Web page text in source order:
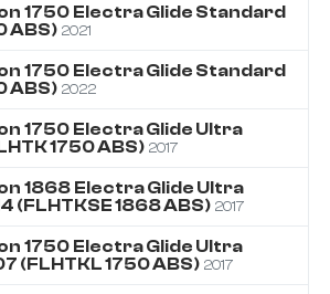
1750 Electra Glide Standard
ABS) 2021
1750 Electra Glide Standard
ABS) 2022
1750 Electra Glide Ultra
1750 ABS) 2017
1868 Electra Glide Ultra
(FLHTKSE 1868 ABS) 2017
1750 Electra Glide Ultra
(FLHTKL 1750 ABS) 2017